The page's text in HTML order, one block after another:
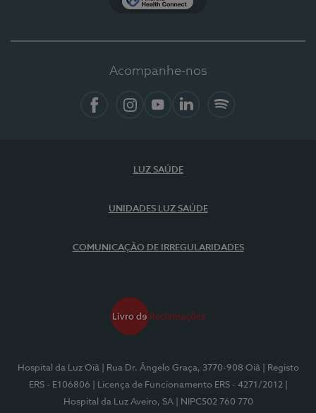
Acompanhe-nos
LUZ SAÚDE
UNIDADES LUZ SAÚDE
COMUNICAÇÃO DE IRREGULARIDADES
Hospital da Luz Oiã | Rua Dr. Ângelo Graça, 3770-908 Oiã
| Registo
ERS - E106806
| Licença de Funcionamento ERS - 4271/2012
Hospital da Luz Aveiro, SA
| NIPC502 760 770